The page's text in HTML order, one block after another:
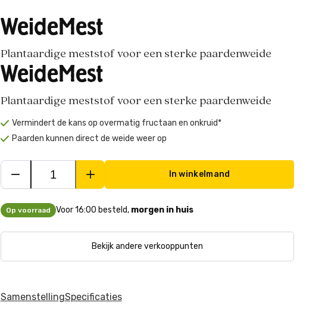
WeideMest
Plantaardige meststof voor een sterke paardenweide
WeideMest
Plantaardige meststof voor een sterke paardenweide
Vermindert de kans op overmatig fructaan en onkruid*
Paarden kunnen direct de weide weer op
In winkelmand
Op voorraad Voor 16:00 besteld, morgen in huis
Bekijk andere verkooppunten
SamenstellingSpecificaties